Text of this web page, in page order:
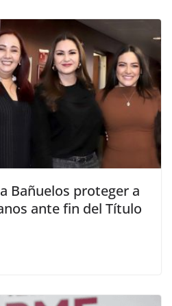
Bañuelos proteger a
ante fin del Título